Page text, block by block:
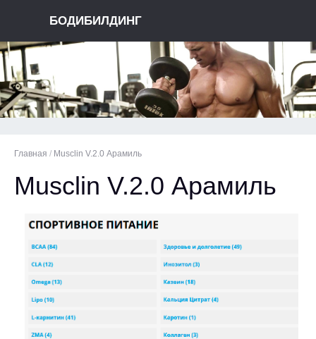
БОДИБИЛДИНГ
Главная / Musclin V.2.0 Арамиль
Musclin V.2.0 Арамиль